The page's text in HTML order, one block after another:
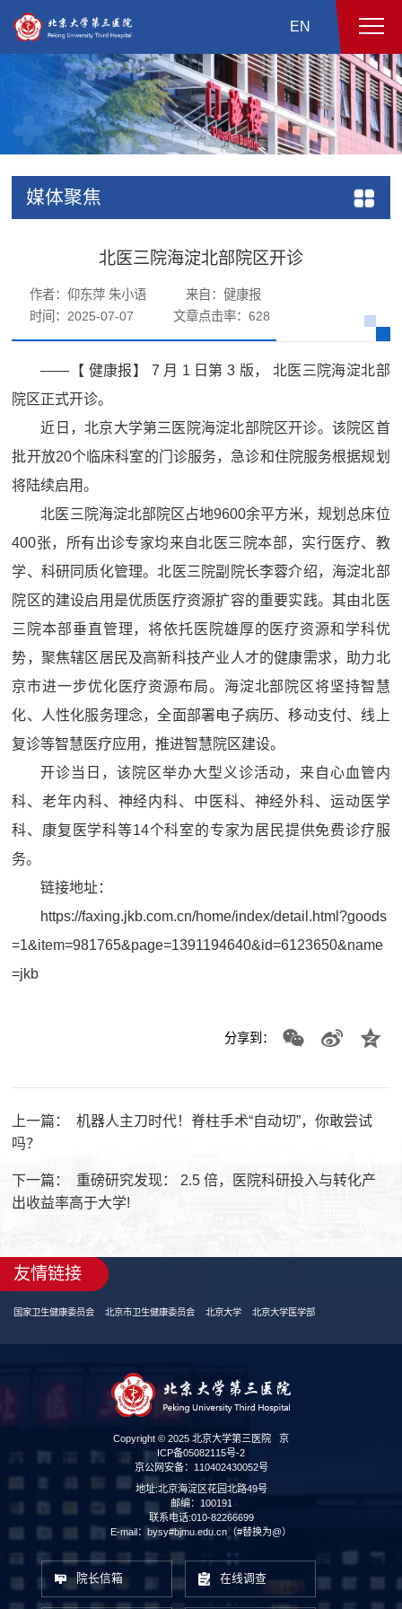
EN
媒体聚焦
北医三院海淀北部院区开诊
作者：仰东萍 朱小语
来自：健康报
时间：2025-07-07
文章点击率：628
——【 健康报】 7 月 1 日第 3 版， 北医三院海淀北部
院区正式开诊。
近日，北京大学第三医院海淀北部院区开诊。该院区首
批开放20个临床科室的门诊服务，急诊和住院服务根据规划
将陆续启用。
北医三院海淀北部院区占地9600余平方米，规划总床位
400张，所有出诊专家均来自北医三院本部，实行医疗、教
学、科研同质化管理。北医三院副院长李蓉介绍，海淀北部
院区的建设启用是优质医疗资源扩容的重要实践。其由北医
三院本部垂直管理，将依托医院雄厚的医疗资源和学科优
势，聚焦辖区居民及高新科技产业人才的健康需求，助力北
京市进一步优化医疗资源布局。海淀北部院区将坚持智慧
化、人性化服务理念，全面部署电子病历、移动支付、线上
复诊等智慧医疗应用，推进智慧院区建设。
开诊当日，该院区举办大型义诊活动，来自心血管内
科、老年内科、神经内科、中医科、神经外科、运动医学
科、康复医学科等14个科室的专家为居民提供免费诊疗服
务。
链接地址：
https://faxing.jkb.com.cn/home/index/detail.html?goods
=1&item=981765&page=1391194640&id=6123650&name
=jkb
分享到：
上一篇：
机器人主刀时代！脊柱手术“自动切”，你敢尝试
吗？
下一篇：
重磅研究发现： 2.5 倍，医院科研投入与转化产
出收益率高于大学!
友情链接
国家卫生健康委员会 北京市卫生健康委员会 北京大学 北京大学医学部
Copyright © 2025 北京大学第三医院 京
ICP备05082115号-2
京公网安备：110402430052号
地址:北京海淀区花园北路49号
邮编：100191
联系电话:010-82266699
E-mail：bysy#bjmu.edu.cn（#替换为@）
院长信箱 在线调查